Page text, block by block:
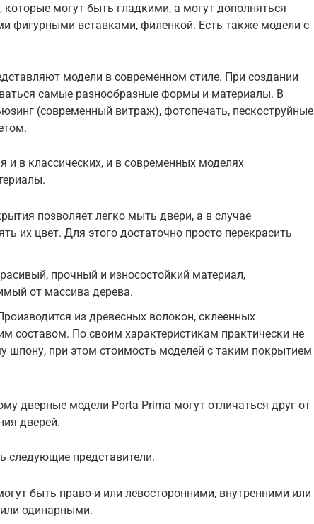
могут быть гладкими, а могут дополняться
фигурными вставками, филенкой. Есть также модели с
модели в современном стиле. При создании
самые разнообразные формы и материалы. В
(современный витраж), фотопечать, пескоструйные
и в классических, и в современных моделях
позволяет легко мыть двери, а в случае
их цвет. Для этого достаточно просто перекрасить
прочный и износостойкий материал,
от массива дерева.
из древесных волокон, склеенных
составом. По своим характеристикам практически не
шпону, при этом стоимость моделей с таким покрытием
дверные модели Porta Prima могут отличаться друг от
дверей.
следующие представители.
быть право-и или левосторонними, внутренними или
одинарными.